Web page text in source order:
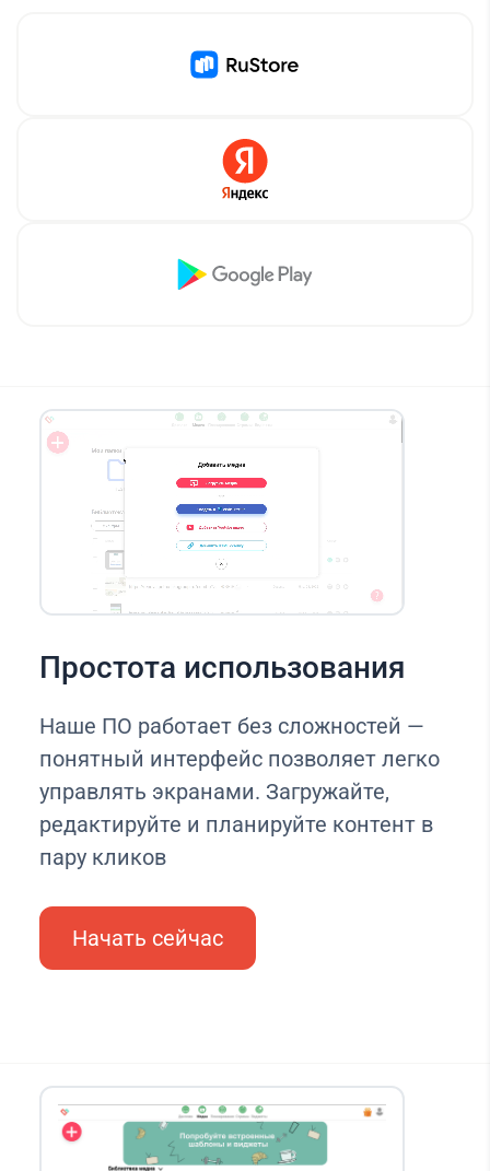
Простота использования
Наше ПО работает без сложностей —
понятный интерфейс позволяет легко
управлять экранами. Загружайте,
редактируйте и планируйте контент в
пару кликов
Начать сейчас